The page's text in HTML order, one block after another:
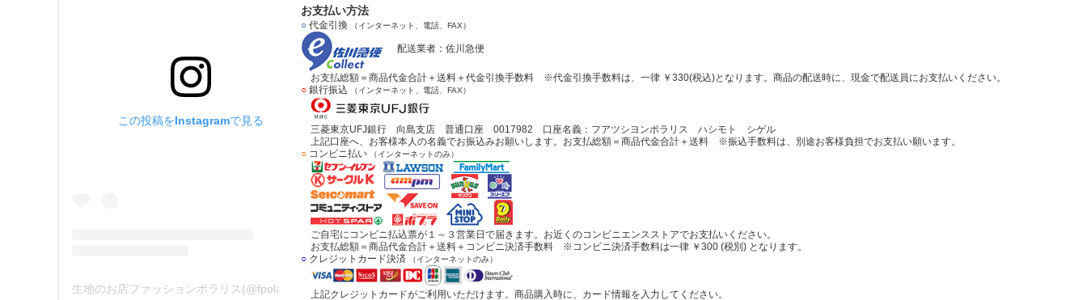
お支払い方法
○ 代金引換 （インターネット、電話、FAX）
配送業者：佐川急便
お支払総額＝商品代金合計＋送料＋代金引換手数料 ※代金引換手数料は、一律 ￥330(税込)となります。商品の配送時に、現金で配送員にお支払いください。
○ 銀行振込 （インターネット、電話、FAX）
三菱東京UFJ銀行 向島支店 普通口座 0017982 口座名義：フアツシヨンポラリス ハシモト シゲル
上記口座へ、お客様本人の名義でお振込みお願いします。お支払総額＝商品代金合計＋送料 ※振込手数料は、別途お客様負担でお支払い願います。
○ コンビニ払い （インターネットのみ）
ご自宅にコンビニ払込票が１～３営業日で届きます。お近くのコンビニエンスストアでお支払いください。
お支払総額＝商品代金合計＋送料＋コンビニ決済手数料 ※コンビニ決済手数料は一律 ￥300 (税別) となります。
○ クレジットカード決済 （インターネットのみ）
上記クレジットカードがご利用いただけます。商品購入時に、カード情報を入力してください。
この投稿をInstagramで見る